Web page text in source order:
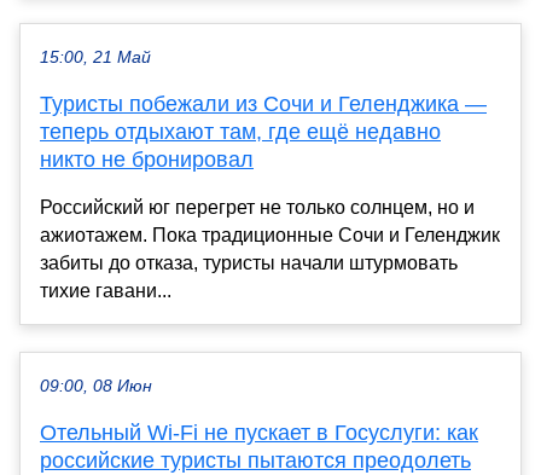
15:00, 21 Май
Туристы побежали из Сочи и Геленджика —
теперь отдыхают там, где ещё недавно
никто не бронировал
Российский юг перегрет не только солнцем, но и
ажиотажем. Пока традиционные Сочи и Геленджик
забиты до отказа, туристы начали штурмовать
тихие гавани...
09:00, 08 Июн
Отельный Wi-Fi не пускает в Госуслуги: как
российские туристы пытаются преодолеть